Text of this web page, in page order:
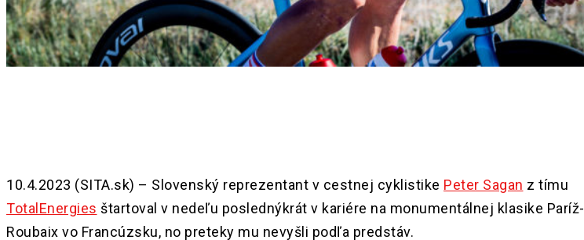
10.4.2023 (SITA.sk) – Slovenský reprezentant v cestnej cyklistike Peter Sagan z tímu
TotalEnergies štartoval v nedeľu poslednýkrát v kariére na monumentálnej klasike Paríž-
Roubaix vo Francúzsku, no preteky mu nevyšli podľa predstáv.